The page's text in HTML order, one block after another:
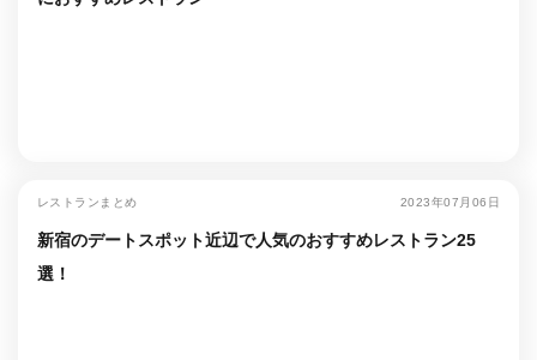
レストランまとめ 2023年07月06日
新宿のデートスポット近辺で人気のおすすめレストラン25
選！